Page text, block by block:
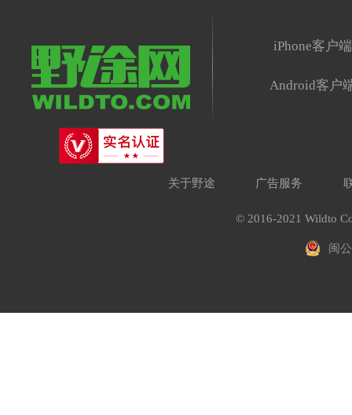
iPhone客户端
Android客户
关于野途 广告服务
© 2016-2021 Wildto
闽